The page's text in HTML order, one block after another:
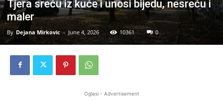
Tjera sreću iz kuće i unosi bijedu, nesreću i
maler
By Dejana Mirkovic - June 4, 2026 10361 0
Oglasi - Advertisement